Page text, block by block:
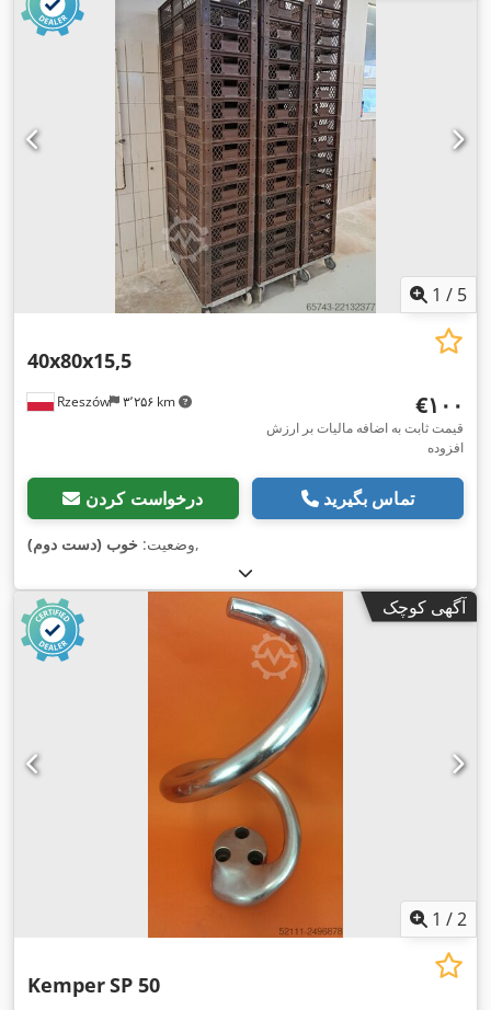
1 / 5
Rzeszów ۳٬۲۵۶ km
40x80x15,5
‎€۱۰۰
قیمت ثابت به اضافه مالیات بر ارزش
افزوده
درخواست کردن تماس بگیرید
وضعیت: خوب (دست دوم) ,
آگهی کوچک
1 /2
KemperSP 50